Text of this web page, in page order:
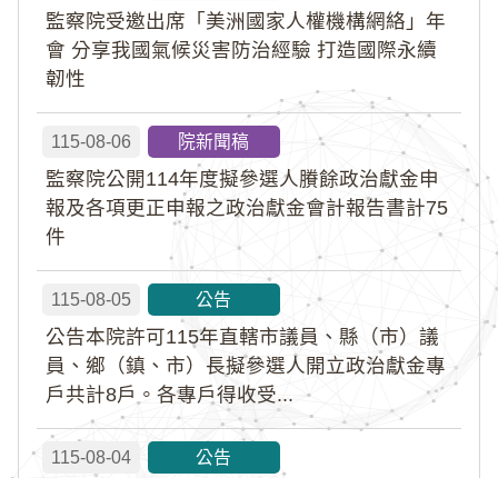
監察院受邀出席「美洲國家人權機構網絡」年
會 分享我國氣候災害防治經驗 打造國際永續
韌性
115-08-06 院新聞稿
監察院公開114年度擬參選人賸餘政治獻金申
報及各項更正申報之政治獻金會計報告書計75
件
115-08-05 公告
公告本院許可115年直轄市議員、縣（市）議
員、鄉（鎮、市）長擬參選人開立政治獻金專
戶共計8戶。各專戶得收受...
115-08-04 公告